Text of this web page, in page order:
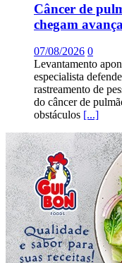
Câncer de
chegam
07/08/2026 0
Levantamento
especialista
rastreamento de
do câncer de
obstáculos [...]